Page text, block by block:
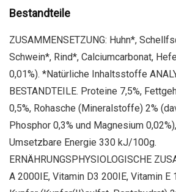
Bestandteile
ZUSAMMENSETZUNG: Huhn*,
Schwein*, Rind*, Calciumcarbonat,
0,01%). *Natürliche Inhaltsstoffe
BESTANDTEILE. Proteine 7,5%,
0,5%, Rohasche (Mineralstoffe) 2%
Phosphor 0,3% und Magnesium
Umsetzbare Energie 330 kJ/100g.
ERNÄHRUNGSPHYSIOLOGISCHE
A 2000IE, Vitamin D3 200IE, Vitamin E